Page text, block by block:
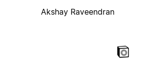
Akshay Raveendran